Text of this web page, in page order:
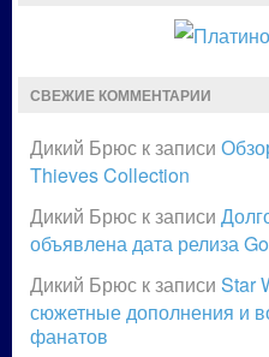
СВЕЖИЕ КОММЕНТАРИИ
Дикий Брюс к записи
Thieves Collection
Дикий Брюс к записи
объявлена дата релиза
Дикий Брюс к записи Star
сюжетные дополнения и
фанатов